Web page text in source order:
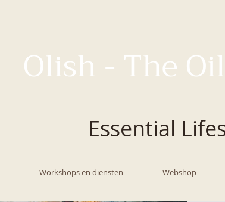
Olish - The
Essential
Workshops en diensten Webshop